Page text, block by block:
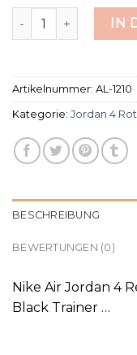
jordan 4 rot MengeIN
Artikelnummer: AL-1210
Kategorie: Jordan 4 Rot
BESCHREIBUNG
BEWERTUNGEN (0)
Nike Air Jordan 4
Black Trainer …